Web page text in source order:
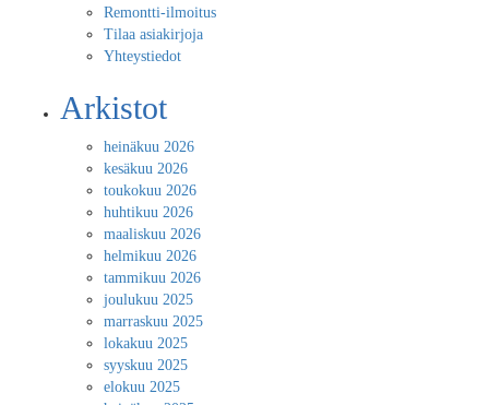
Remontti-ilmoitus
Tilaa asiakirjoja
Yhteystiedot
Arkistot
heinäkuu 2026
kesäkuu 2026
toukokuu 2026
huhtikuu 2026
maaliskuu 2026
helmikuu 2026
tammikuu 2026
joulukuu 2025
marraskuu 2025
lokakuu 2025
syyskuu 2025
elokuu 2025